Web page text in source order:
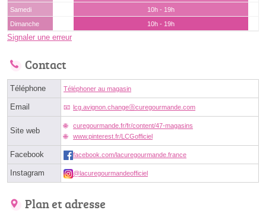
Samedi
10h - 19h
Dimanche
10h - 19h
Signaler une erreur
Contact
Téléphone Téléphoner au magasin
Email lcg.avignon.changeⓐcuregourmande.com
Site web
curegourmande.fr/fr/content/47-magasins
www.pinterest.fr/LCGofficiel
Facebook facebook.com/lacuregourmande.france
Instagram @lacuregourmandeofficiel
Plan et adresse